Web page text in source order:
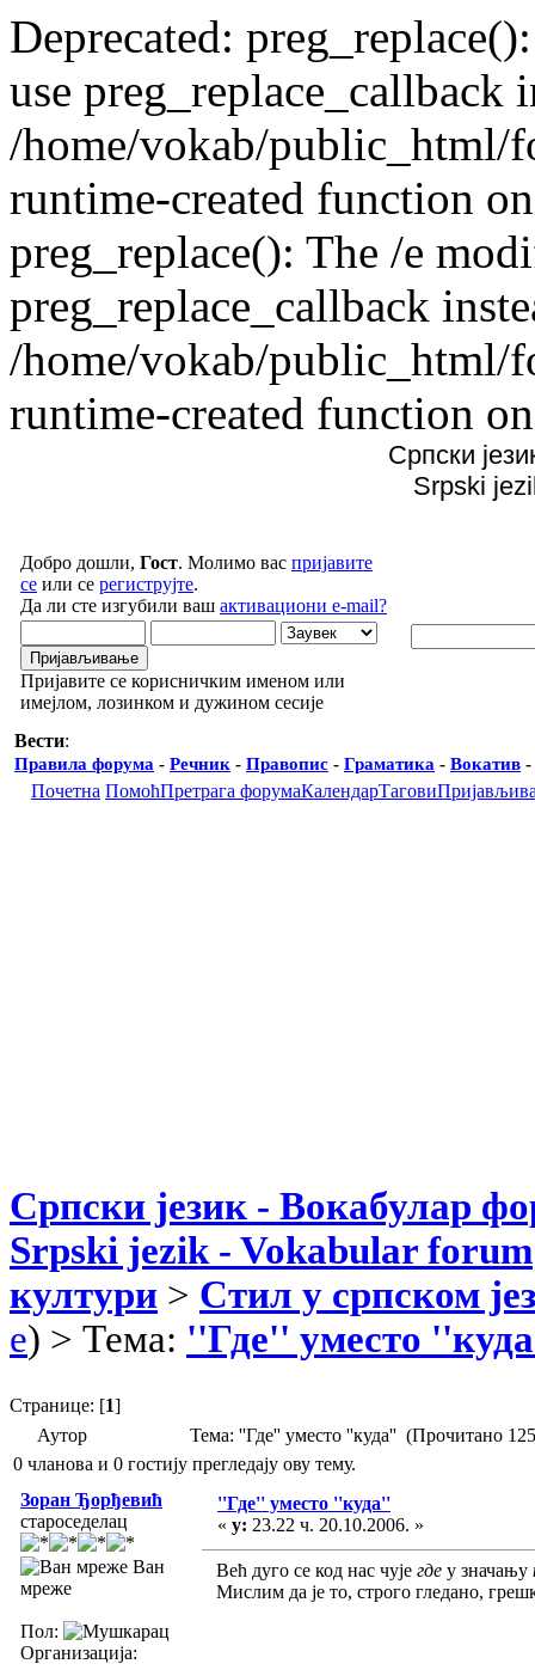
Deprecated:
use preg_replace_callback
/home/vokab/public_html/
runtime-created function
preg_replace(): The /e
preg_replace_callback
/home/vokab/public_html/
runtime-created function
Српски
Srpski
Добро дошли, Гост. Молимо вас пријавите
се или се региструјте.
Да ли сте изгубили ваш активациони e-mail?
Пријавите се корисничким именом или
имејлом, лозинком и дужином сесије
Вести:
Правила форума - Речник - Правопис - Граматика - Вокатив -
Почетна ПомоћПретрага форумаКалендарТагови
Српски језик - Вокабулар
Srpski jezik - Vokabular forum
култури > Стил у српском
e) > Тема: ''Где'' уместо
Странице: [1]
Аутор
Тема: ''Где'' уместо ''куда'' (Прочитано
0 чланова и 0 гостију прегледају ову тему.
Зоран Ђорђевић
староседелац
Ван
мреже
Пол:
Организација:
''Где'' уместо ''куда''
« у: 23.22 ч. 20.10.2006. »
Већ дуго се код нас чује где у значању
Мислим да је то, строго гледано,